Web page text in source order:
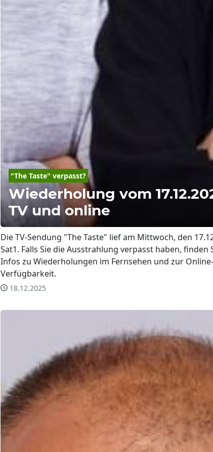
"The Taste" verpasst?
Wiederholung vom
TV und online
Die TV-Sendung "The Taste" lief am Mittwoch, den
Sat1. Falls Sie die Ausstrahlung verpasst haben, finden
Infos zu Wiederholungen im Fernsehen und zur Online-
Verfügbarkeit.
18.12.2025